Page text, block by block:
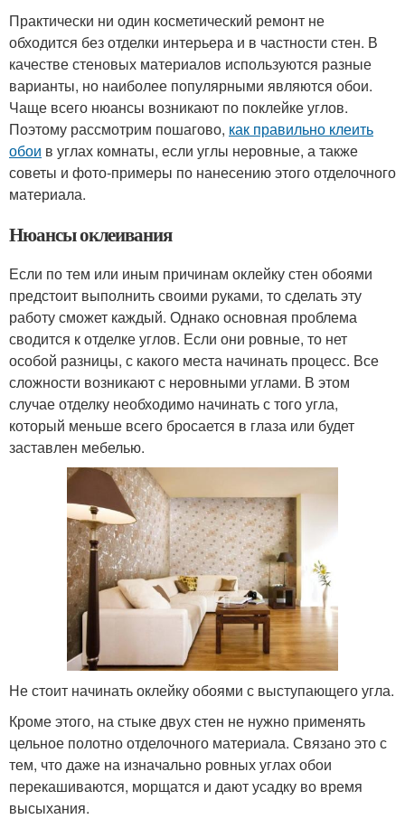
Практически ни один косметический ремонт не
обходится без отделки интерьера и в частности стен. В
качестве стеновых материалов используются разные
варианты, но наиболее популярными являются обои.
Чаще всего нюансы возникают по поклейке углов.
Поэтому рассмотрим пошагово, как правильно клеить
обои в углах комнаты, если углы неровные, а также
советы и фото-примеры по нанесению этого отделочного
материала.
Нюансы оклеивания
Если по тем или иным причинам оклейку стен обоями
предстоит выполнить своими руками, то сделать эту
работу сможет каждый. Однако основная проблема
сводится к отделке углов. Если они ровные, то нет
особой разницы, с какого места начинать процесс. Все
сложности возникают с неровными углами. В этом
случае отделку необходимо начинать с того угла,
который меньше всего бросается в глаза или будет
заставлен мебелью.
Не стоит начинать оклейку обоями с выступающего угла.
Кроме этого, на стыке двух стен не нужно применять
цельное полотно отделочного материала. Связано это с
тем, что даже на изначально ровных углах обои
перекашиваются, морщатся и дают усадку во время
высыхания.